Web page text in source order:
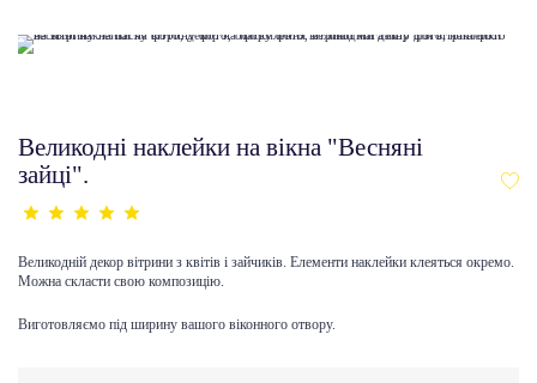
Великодні наклейки на вікна "Весняні
зайці".
Великодній декор вітрини з квітів і зайчиків. Елементи наклейки клеяться окремо.
Можна скласти свою композицію.
Виготовляємо під ширину вашого віконного отвору.